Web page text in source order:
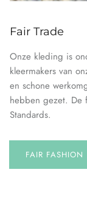
Fair Trade
Onze kleding is
kleermakers van
en schone
hebben gezet. De
Standards.
FAIR FASHION